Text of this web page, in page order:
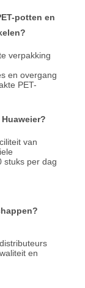
potten en
verpakking
en overgang
PET-
van
stuks per dag
en